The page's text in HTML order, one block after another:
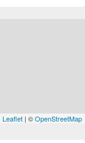
Leaflet | ©OpenStreetMap